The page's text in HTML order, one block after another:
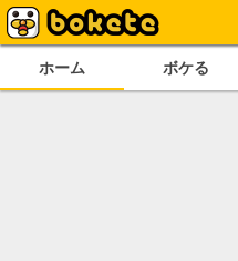
ホーム ボケる